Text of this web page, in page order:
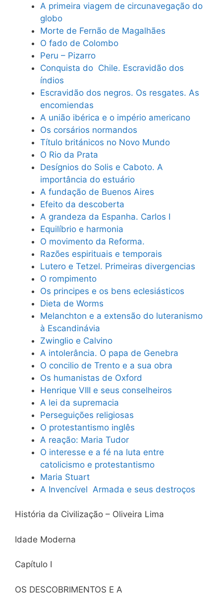
A primeira viagem de circunavegação do
globo
Morte de Fernão de Magalhães
O fado de Colombo
Peru – Pizarro
Conquista do Chile. Escravidão dos
índios
Escravidão dos negros. Os resgates. As
encomiendas
A união ibérica e o império americano
Os corsários normandos
Título británicos no Novo Mundo
O Rio da Prata
Desígnios do Solis e Caboto. A
importância do estuário
A fundação de Buenos Aires
Efeito da descoberta
A grandeza da Espanha. Carlos I
Equilíbrio e harmonia
O movimento da Reforma.
Razões espirituais e temporais
Lutero e Tetzel. Primeiras divergencias
O rompimento
Os principes e os bens eclesiásticos
Dieta de Worms
Melanchton e a extensão do luteranismo
à Escandinávia
Zwinglio e Calvino
A intolerância. O papa de Genebra
O concilio de Trento e a sua obra
Os humanistas de Oxford
Henrique VIII e seus conselheiros
A lei da supremacia
Perseguições religiosas
O protestantismo inglês
A reação: Maria Tudor
O interesse e a fé na luta entre
catolicismo e protestantismo
Maria Stuart
A Invencível Armada e seus destroços
História da Civilização – Oliveira Lima
Idade Moderna
Capítulo I
OS DESCOBRIMENTOS E A